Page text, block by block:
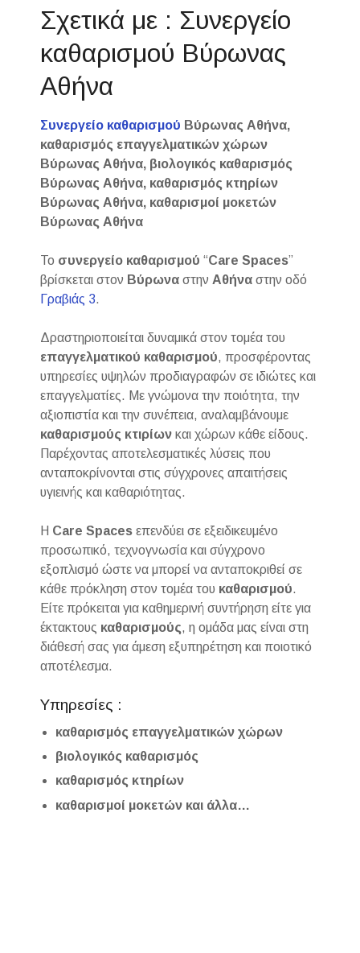
Σχετικά με : Συνεργείο
καθαρισμού Βύρωνας
Αθήνα
Συνεργείο καθαρισμού Βύρωνας Αθήνα,
καθαρισμός επαγγελματικών χώρων
Βύρωνας Αθήνα, βιολογικός καθαρισμός
Βύρωνας Αθήνα, καθαρισμός κτηρίων
Βύρωνας Αθήνα, καθαρισμοί μοκετών
Βύρωνας Αθήνα
Το συνεργείο καθαρισμού “Care Spaces”
βρίσκεται στον Βύρωνα στην Αθήνα στην οδό
Γραβιάς 3.
Δραστηριοποιείται δυναμικά στον τομέα του
επαγγελματικού καθαρισμού, προσφέροντας
υπηρεσίες υψηλών προδιαγραφών σε ιδιώτες και
επαγγελματίες. Με γνώμονα την ποιότητα, την
αξιοπιστία και την συνέπεια, αναλαμβάνουμε
καθαρισμούς κτιρίων και χώρων κάθε είδους.
Παρέχοντας αποτελεσματικές λύσεις που
ανταποκρίνονται στις σύγχρονες απαιτήσεις
υγιεινής και καθαριότητας.
Η Care Spaces επενδύει σε εξειδικευμένο
προσωπικό, τεχνογνωσία και σύγχρονο
εξοπλισμό ώστε να μπορεί να ανταποκριθεί σε
κάθε πρόκληση στον τομέα του καθαρισμού.
Είτε πρόκειται για καθημερινή συντήρηση είτε για
έκτακτους καθαρισμούς, η ομάδα μας είναι στη
διάθεσή σας για άμεση εξυπηρέτηση και ποιοτικό
αποτέλεσμα.
Υπηρεσίες :
καθαρισμός επαγγελματικών χώρων
βιολογικός καθαρισμός
καθαρισμός κτηρίων
καθαρισμοί μοκετών και άλλα…